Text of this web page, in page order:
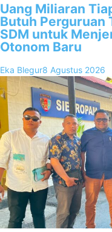
Uang Miliaran
Butuh Perguruan
SDM untuk
Otonom Baru
Eka Blegur8 Agustus 2026